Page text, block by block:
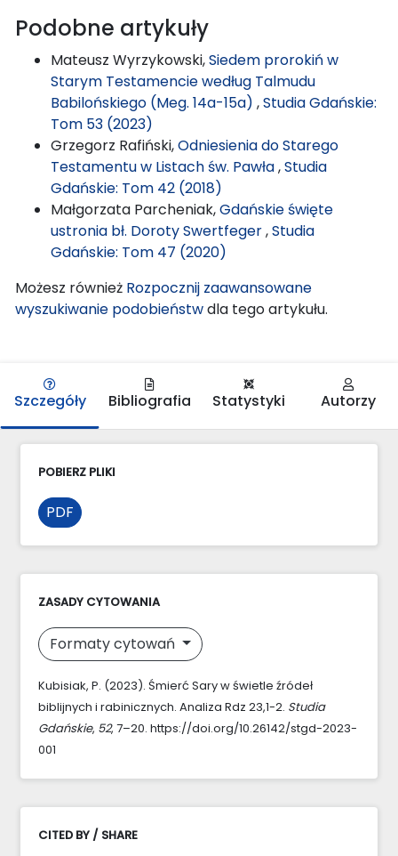
Podobne artykuły
Mateusz Wyrzykowski,Siedem prorokiń w
Starym Testamencie według Talmudu
Babilońskiego (Meg. 14a-15a) ,Studia Gdańskie:
Tom 53 (2023)
Grzegorz Rafiński,Odniesienia do Starego
Testamentu w Listach św. Pawła,Studia
Gdańskie: Tom 42 (2018)
Małgorzata Parcheniak,Gdańskie święte
ustronia bł. Doroty Swertfeger,Studia
Gdańskie: Tom 47 (2020)
Możesz również Rozpocznij zaawansowane
wyszukiwanie podobieństwdla tego artykułu.
Szczegóły Bibliografia Statystyki Autorzy
POBIERZ PLIKI
PDF
ZASADY CYTOWANIA
Formaty cytowań
Kubisiak, P. (2023). Śmierć Sary w świetle źródeł
biblijnych i rabinicznych. Analiza Rdz 23,1-2. Studia
Gdańskie, 52, 7–20. https://doi.org/10.26142/stgd-2023-
001
CITED BY / SHARE